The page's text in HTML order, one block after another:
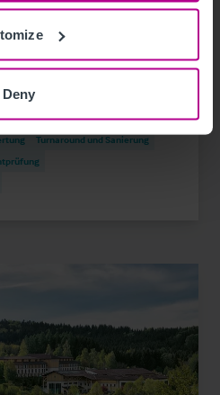
Deny
H1
Turnaround und Sanierung